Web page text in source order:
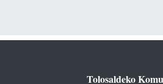
Tolosaldeko